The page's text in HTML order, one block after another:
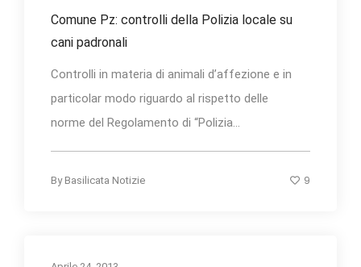
Comune Pz: controlli della Polizia locale su
cani padronali
Controlli in materia di animali d’affezione e in
particolar modo riguardo al rispetto delle
norme del Regolamento di “Polizia...
By Basilicata Notizie 9